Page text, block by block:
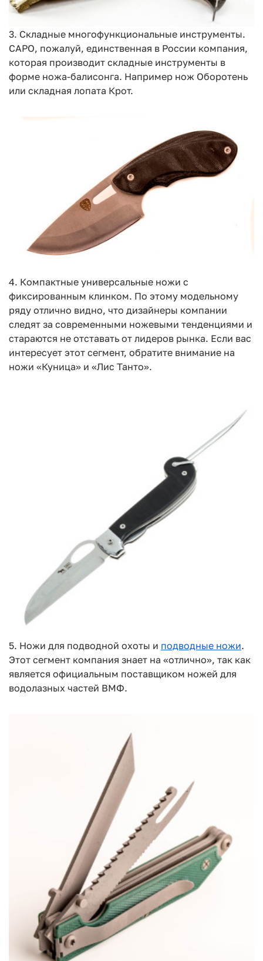
3. Складные многофункциональные инструменты.
САРО, пожалуй, единственная в России компания,
которая производит складные инструменты в
форме ножа-балисонга. Например нож Оборотень
или складная лопата Крот.
4. Компактные универсальные ножи с
фиксированным клинком. По этому модельному
ряду отлично видно, что дизайнеры компании
следят за современными ножевыми тенденциями и
стараются не отставать от лидеров рынка. Если вас
интересует этот сегмент, обратите внимание на
ножи «Куница» и «Лис Танто».
5. Ножи для подводной охоты и подводные ножи.
Этот сегмент компания знает на «отлично», так как
является официальным поставщиком ножей для
водолазных частей ВМФ.